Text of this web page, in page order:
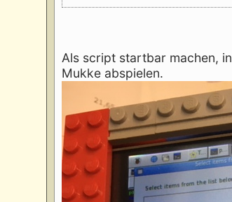
Als script startbar machen,
Mukke abspielen.